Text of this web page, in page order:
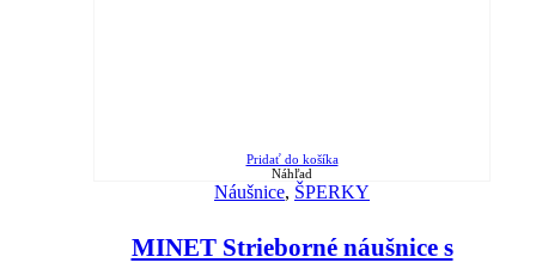
Pridať do košíka
Náhľad
Náušnice, ŠPERKY
MINET Strieborné náušnice s